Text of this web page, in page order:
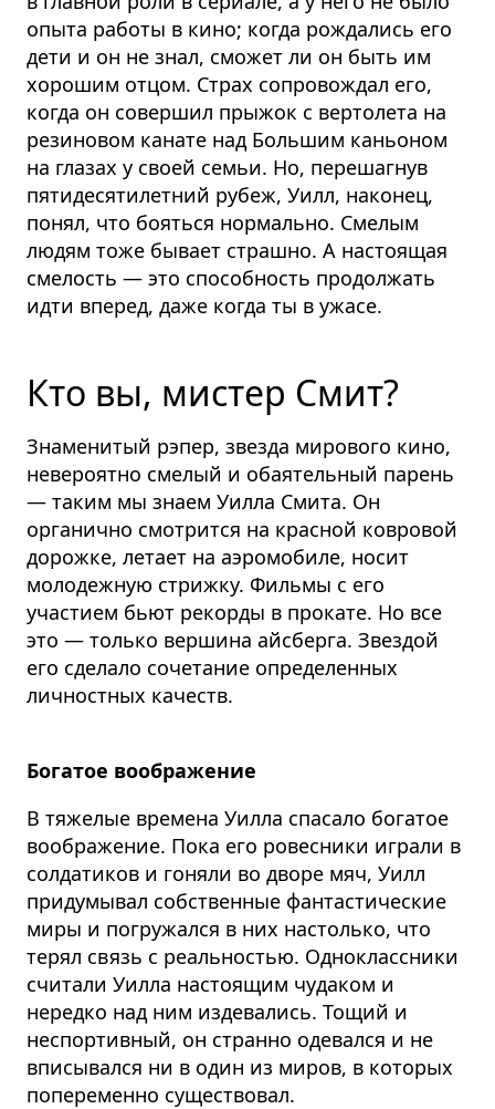
опыта работы в кино; когда рождались его
дети и он не знал, сможет ли он быть им
хорошим отцом. Страх сопровождал его,
когда он совершил прыжок с вертолета на
резиновом канате над Большим каньоном
на глазах у своей семьи. Но, перешагнув
пятидесятилетний рубеж, Уилл, наконец,
понял, что бояться нормально. Смелым
людям тоже бывает страшно. А настоящая
смелость — это способность продолжать
идти вперед, даже когда ты в ужасе.
Кто вы, мистер Смит?
Знаменитый рэпер, звезда мирового кино,
невероятно смелый и обаятельный парень
— таким мы знаем Уилла Смита. Он
органично смотрится на красной ковровой
дорожке, летает на аэромобиле, носит
молодежную стрижку. Фильмы с его
участием бьют рекорды в прокате. Но все
это — только вершина айсберга. Звездой
его сделало сочетание определенных
личностных качеств.
Богатое воображение
В тяжелые времена Уилла спасало богатое
воображение. Пока его ровесники играли в
солдатиков и гоняли во дворе мяч, Уилл
придумывал собственные фантастические
миры и погружался в них настолько, что
терял связь с реальностью. Одноклассники
считали Уилла настоящим чудаком и
нередко над ним издевались. Тощий и
неспортивный, он странно одевался и не
вписывался ни в один из миров, в которых
попеременно существовал.